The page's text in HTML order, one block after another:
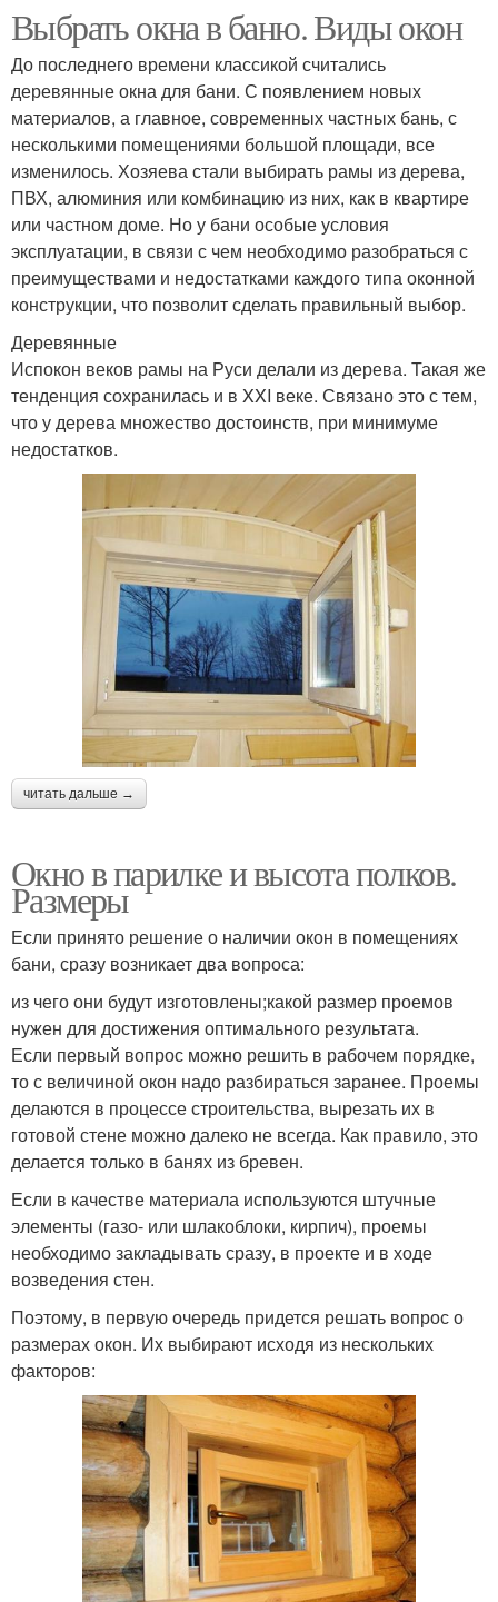
Выбрать окна в баню. Виды окон
До последнего времени классикой считались
деревянные окна для бани. С появлением новых
материалов, а главное, современных частных бань, с
несколькими помещениями большой площади, все
изменилось. Хозяева стали выбирать рамы из дерева,
ПВХ, алюминия или комбинацию из них, как в квартире
или частном доме. Но у бани особые условия
эксплуатации, в связи с чем необходимо разобраться с
преимуществами и недостатками каждого типа оконной
конструкции, что позволит сделать правильный выбор.
Деревянные
Испокон веков рамы на Руси делали из дерева. Такая же
тенденция сохранилась и в XXI веке. Связано это с тем,
что у дерева множество достоинств, при минимуме
недостатков.
читать дальше →
Окно в парилке и высота полков.
Размеры
Если принято решение о наличии окон в помещениях
бани, сразу возникает два вопроса:
из чего они будут изготовлены;какой размер проемов
нужен для достижения оптимального результата.
Если первый вопрос можно решить в рабочем порядке,
то с величиной окон надо разбираться заранее. Проемы
делаются в процессе строительства, вырезать их в
готовой стене можно далеко не всегда. Как правило, это
делается только в банях из бревен.
Если в качестве материала используются штучные
элементы (газо- или шлакоблоки, кирпич), проемы
необходимо закладывать сразу, в проекте и в ходе
возведения стен.
Поэтому, в первую очередь придется решать вопрос о
размерах окон. Их выбирают исходя из нескольких
факторов: